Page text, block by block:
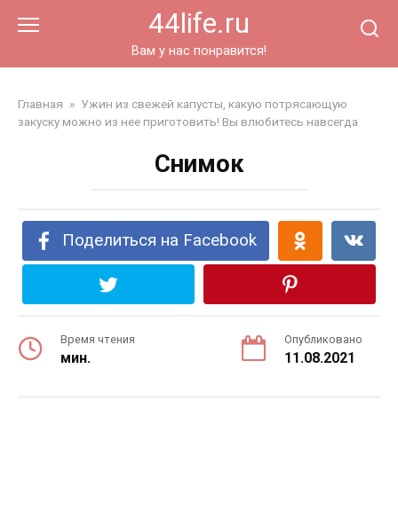
44life.ru
Вам у нас понравится!
Главная » Ужин из свежей капусты, какую потрясающую
закуску можно из нее приготовить! Вы влюбитесь навсегда
Снимок
Поделиться на Facebook
Время чтения
мин.
Опубликовано
11.08.2021